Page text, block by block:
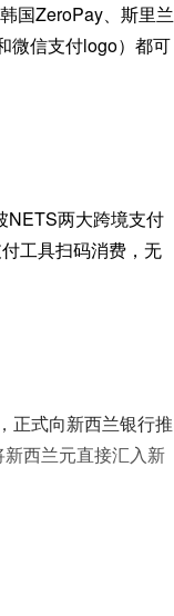
国ZeroPay、斯里兰
微信支付logo）都可
NETS两大跨境支付
工具扫码消费，无
正式向新西兰银行推
西兰元直接汇入新